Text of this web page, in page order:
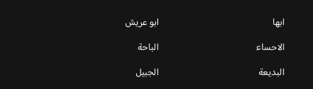
ابها
ابو عريش
الاحساء
الباحة
البديعة
الجبيل